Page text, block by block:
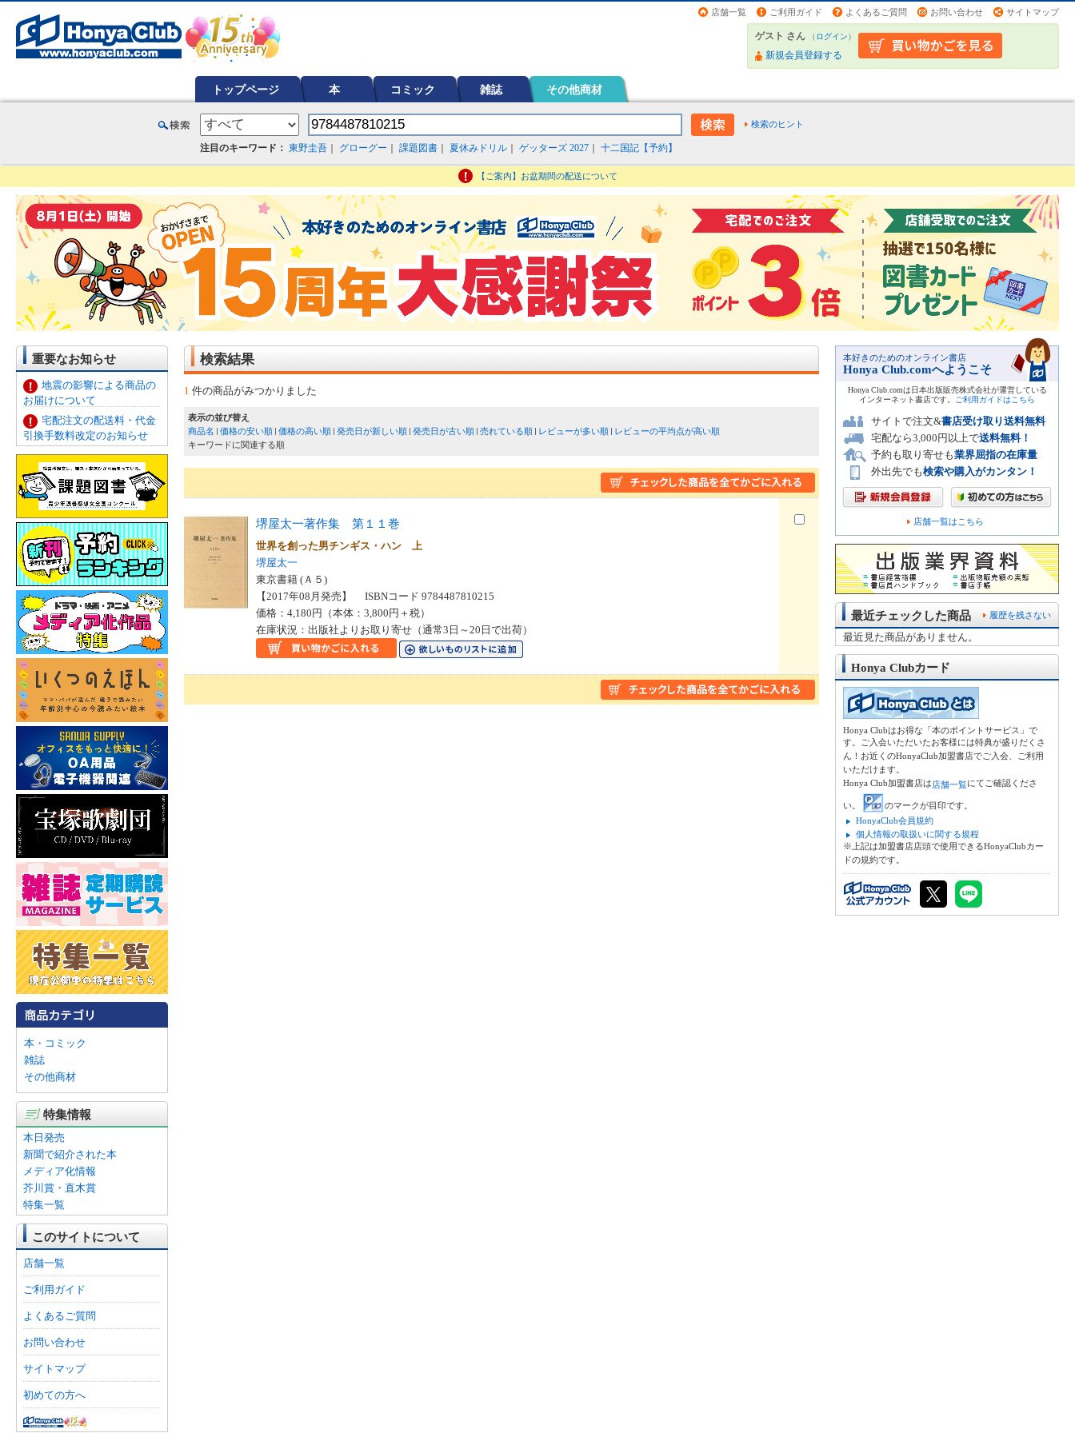
店舗一覧 ご利用ガイド よくあるご質問 お問い合わせ サイトマップ
ゲスト さん （ログイン）
新規会員登録する
トップページ 本 コミック 雑誌 その他商材
検索のヒント
注目のキーワード： 東野圭吾 グローグー 課題図書 夏休みドリル ゲッターズ 2027 十二国記【予約】
【ご案内】お盆期間の配送について
重要なお知らせ
地震の影響による商品の
お届けについて
宅配注文の配送料・代金
引換手数料改定のお知らせ
本・コミック
雑誌
その他商材
特集情報
本日発売
新聞で紹介された本
メディア化情報
芥川賞・直木賞
特集一覧
このサイトについて
店舗一覧
ご利用ガイド
よくあるご質問
お問い合わせ
サイトマップ
初めての方へ
検索結果
1 件の商品がみつかりました
表示の並び替え
商品名
価格の安い順 価格の高い順 発売日が新しい順 発売日が古い順 売れている順 レビューが多い順
レビューの平均点が高い順
キーワードに関連する順
堺屋太一著作集 第１１巻
世界を創った男チンギス・ハン 上
堺屋太一
東京書籍 (Ａ５)
【2017年08月発売】 ISBNコード 9784487810215
価格：4,180円（本体：3,800円＋税）
在庫状況：出版社よりお取り寄せ（通常3日～20日で出荷）
本好きのためのオンライン書店
Honya Club.comへようこそ
Honya Club.comは日本出版販売株式会社が運営している
インターネット書店です。
ご利用ガイドはこちら
サイトで注文&書店受け取り送料無料
宅配なら3,000円以上で送料無料！
予約も取り寄せも業界屈指の在庫量
外出先でも検索や購入がカンタン！
店舗一覧はこちら
履歴を残さない
最近チェックした商品
最近見た商品がありません。
Honya Clubカード
Honya Clubはお得な「本のポイントサービス」で
す。ご入会いただいたお客様には特典が盛りだくさ
ん！お近くのHonyaClub加盟書店でご入会、ご利用
いただけます。
Honya Club加盟書店は店舗一覧にてご確認くださ
い。
のマークが目印です。
HonyaClub会員規約
個人情報の取扱いに関する規程
※上記は加盟書店店頭で使用できるHonyaClubカー
ドの規約です。